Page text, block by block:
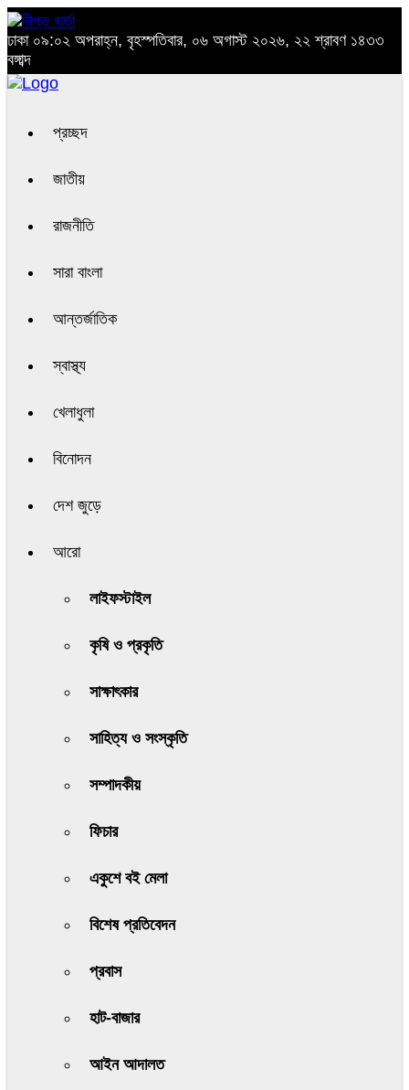
ঢাকা ০৯:০২ অপরাহ্ন, বৃহস্পতিবার, ০৬ অগাস্ট ২০২৬, ২২ শ্রাবণ ১৪৩৩
বঙ্গাব্দ
প্রচ্ছদ
জাতীয়
রাজনীতি
সারা বাংলা
আন্তর্জাতিক
স্বাস্থ্য
খেলাধুলা
বিনোদন
দেশ জুড়ে
আরো
লাইফস্টাইল
কৃষি ও প্রকৃতি
সাক্ষাৎকার
সাহিত্য ও সংস্কৃতি
সম্পাদকীয়
ফিচার
একুশে বই মেলা
বিশেষ প্রতিবেদন
প্রবাস
হাট-বাজার
আইন আদালত